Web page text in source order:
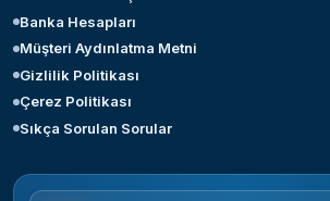
Banka Hesapları
Müşteri Aydınlatma Metni
Gizlilik Politikası
Çerez Politikası
Sıkça Sorulan Sorular